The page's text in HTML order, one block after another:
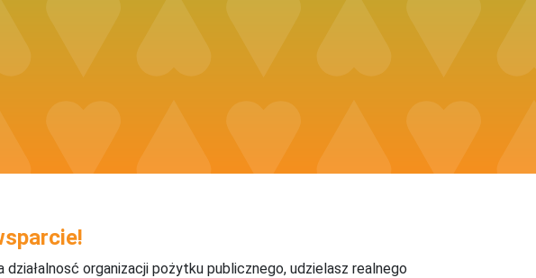
organizacji pożytku publicznego, udzielasz realnego